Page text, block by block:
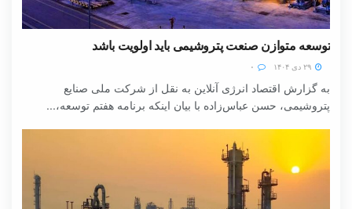
توسعه متوازن صنعت پتروشیمی باید اولویت باشد
به گزارش اقتصاد انرژی آنلاین به نقل از شرکت ملی صنایع
پتروشیمی، حسن عباس‌زاده با بیان اینکه برنامه هفتم توسعه،...